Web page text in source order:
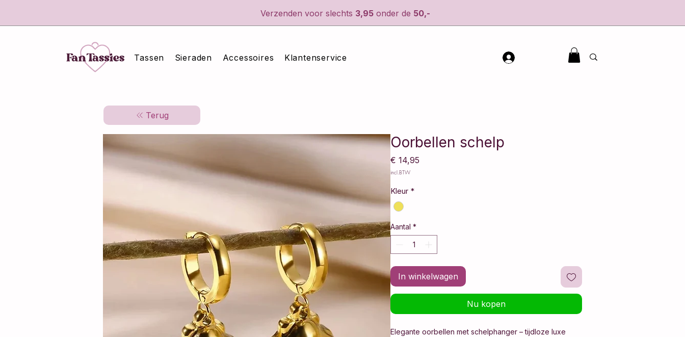
Verzenden voor slechts 3,95onder de 50,-
Tassen Sieraden Accessoires Klantenservice
Terug
Oorbellen schelp
€ 14,95
incl.BTW
Kleur *
Aantal *
In winkelwagen
Nu kopen
Elegante oorbellen met schelphanger – tijdloze luxe